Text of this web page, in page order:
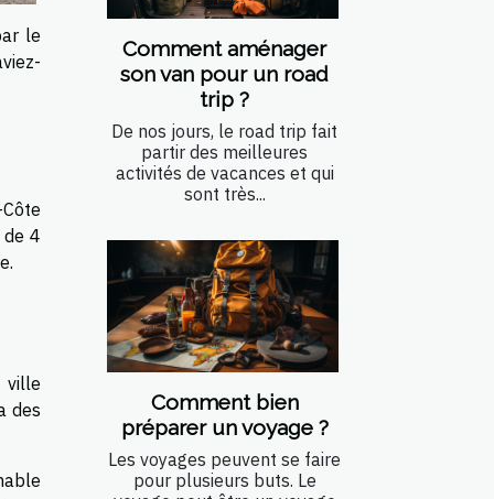
le
de 4
ville
des
Comment aménager
son van pour un road
trip ?
De nos jours, le road trip fait
partir des meilleures
activités de vacances et qui
sont très...
Comment bien
préparer un voyage ?
Les voyages peuvent se faire
pour plusieurs buts. Le